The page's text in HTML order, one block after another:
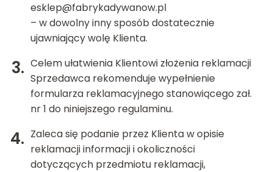
esklep@fabrykadywanow.pl
– w dowolny inny sposób dostatecznie
ujawniający wolę Klienta.
Celem ułatwienia Klientowi złożenia reklamacji
Sprzedawca rekomenduje wypełnienie
formularza reklamacyjnego stanowiącego zał.
nr 1 do niniejszego regulaminu.
Zaleca się podanie przez Klienta w opisie
reklamacji informacji i okoliczności
dotyczących przedmiotu reklamacji,